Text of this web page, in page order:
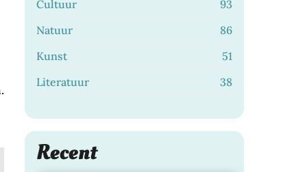
Cultuur
93
Natuur
86
Kunst
51
Literatuur
38
Recent
Zo bescherm je je
haarkleur langer met de
juiste shampoo
Dagje Rotterdam: zo